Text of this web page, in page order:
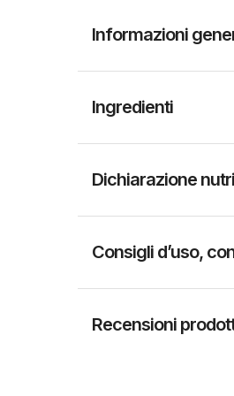
Informazioni
Ingredienti
Dichiarazione
Consigli d’uso,
Recensioni